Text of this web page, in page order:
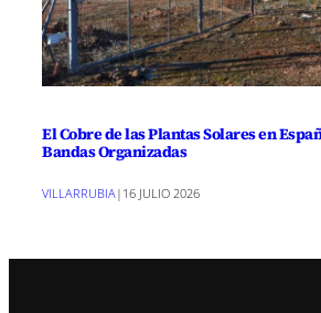
El Cobre de las Plantas Solares en
Bandas Organizadas
VILLARRUBIA| 16 JULIO 2026